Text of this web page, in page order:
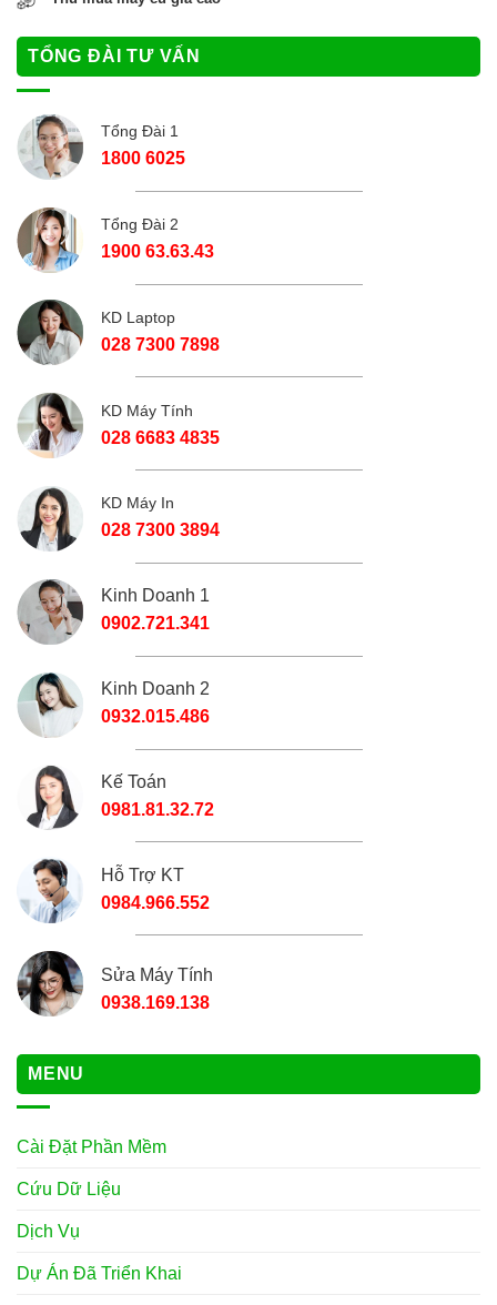
TỔNG ĐÀI TƯ VẤN
Tổng Đài 1
1800 6025
Tổng Đài 2
1900 63.63.43
KD Laptop
028 7300 7898
KD Máy Tính
028 6683 4835
KD Máy In
028 7300 3894
Kinh Doanh 1
0902.721.341
Kinh Doanh 2
0932.015.486
Kế Toán
0981.81.32.72
Hỗ Trợ KT
0984.966.552
Sửa Máy Tính
0938.169.138
MENU
Cài Đặt Phần Mềm
Cứu Dữ Liệu
Dịch Vụ
Dự Án Đã Triển Khai